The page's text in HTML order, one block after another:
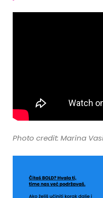
Photo credit: Marina